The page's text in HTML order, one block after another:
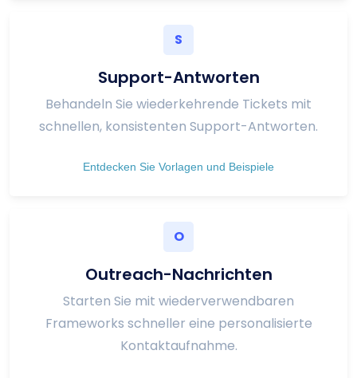
S
Support-Antworten
Behandeln Sie wiederkehrende Tickets mit
schnellen, konsistenten Support-Antworten.
Entdecken Sie Vorlagen und Beispiele
O
Outreach-Nachrichten
Starten Sie mit wiederverwendbaren
Frameworks schneller eine personalisierte
Kontaktaufnahme.